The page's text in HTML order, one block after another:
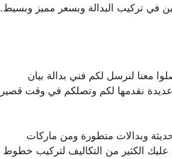
في تركيب البدالة وبسعر مميز وبسيط.
معنا لنرسل لكم فني بدالة بيان
عديدة نقدمها لكم وتصلكم في وقت قصير
وبدالات متطورة ومن ماركات
عليك الكثير من التكاليف لتركيب خطوط